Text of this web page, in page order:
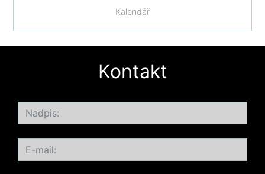
Kalendář
Kontakt